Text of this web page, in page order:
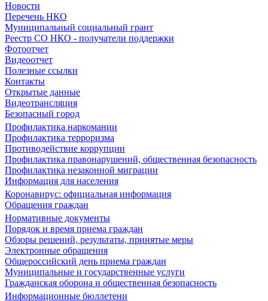
Новости
Перечень НКО
Муниципальный социальный грант
Реестр СО НКО - получатели поддержки
Фотоотчет
Видеоотчет
Полезные ссылки
Контакты
Открытые данные
Видеотрансляция
Безопасный город
Профилактика наркомании
Профилактика терроризма
Противодействие коррупции
Профилактика правонарушений, общественная безопасность
Профилактика незаконной миграции
Информация для населения
Коронавирус: официальная информация
Обращения граждан
Нормативные документы
Порядок и время приема граждан
Обзоры решений, результаты, принятые меры
Электронные обращения
Общероссийский день приема граждан
Муниципальные и государственные услуги
Гражданская оборона и общественная безопасность
Информационные бюллетени